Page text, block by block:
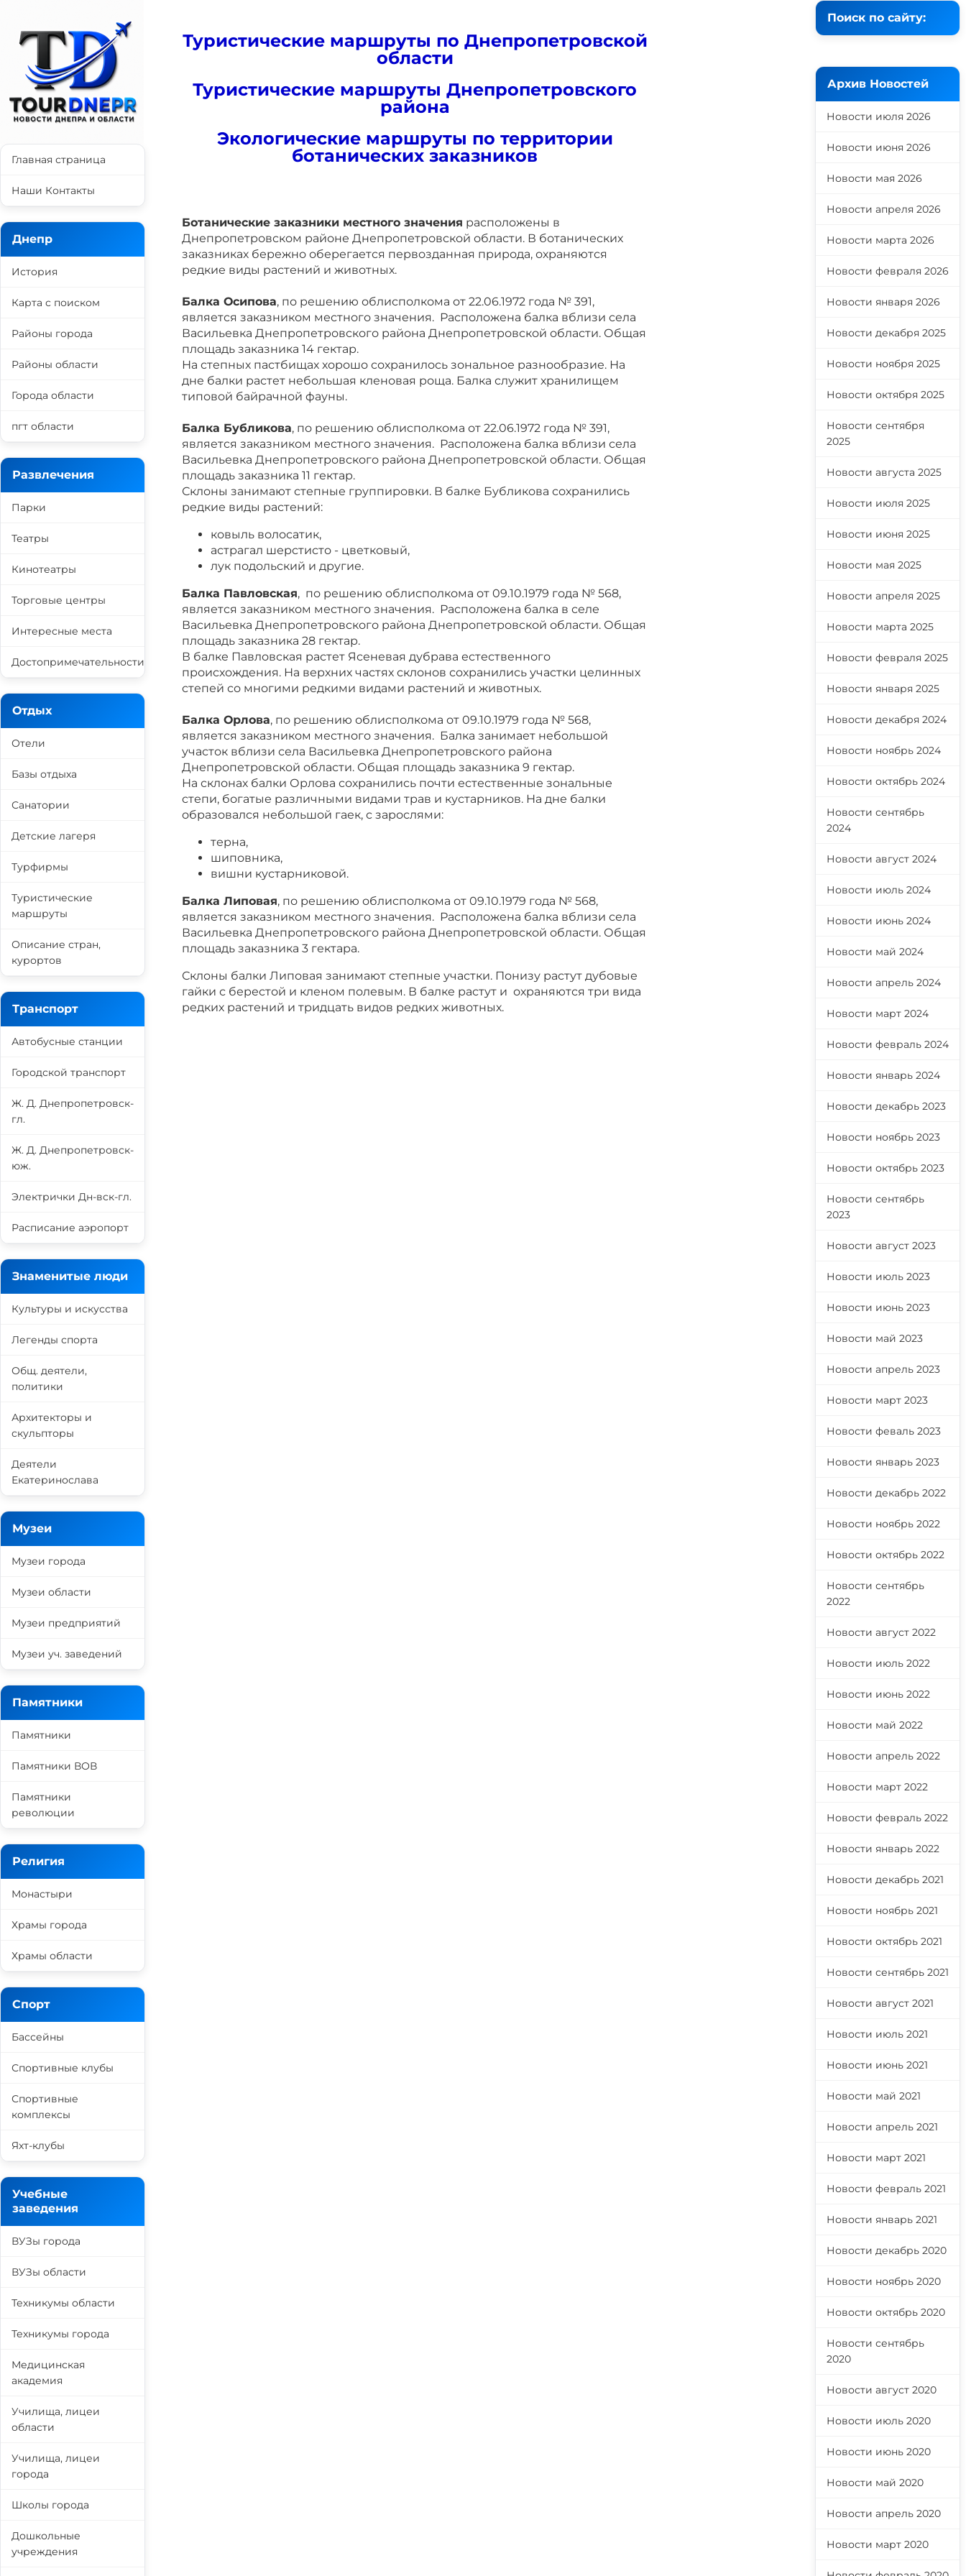
Туристические маршруты по Днепропетровской
области
Туристические маршруты Днепропетровского
района
Экологические маршруты по территории
ботанических заказников
Ботанические заказники местного значения расположены в
Днепропетровском районе Днепропетровской области. В ботанических
заказниках бережно оберегается первозданная природа, охраняются
редкие виды растений и животных.
Балка Осипова, по решению облисполкома от 22.06.1972 года № 391,
является заказником местного значения. Расположена балка вблизи села
Васильевка Днепропетровского района Днепропетровской области. Общая
площадь заказника 14 гектар.
На степных пастбищах хорошо сохранилось зональное разнообразие. На
дне балки растет небольшая кленовая роща. Балка служит хранилищем
типовой байрачной фауны.
Балка Бубликова, по решению облисполкома от 22.06.1972 года № 391,
является заказником местного значения. Расположена балка вблизи села
Васильевка Днепропетровского района Днепропетровской области. Общая
площадь заказника 11 гектар.
Склоны занимают степные группировки. В балке Бубликова сохранились
редкие виды растений:
ковыль волосатик,
астрагал шерстисто - цветковый,
лук подольский и другие.
Балка Павловская, по решению облисполкома от 09.10.1979 года № 568,
является заказником местного значения. Расположена балка в селе
Васильевка Днепропетровского района Днепропетровской области. Общая
площадь заказника 28 гектар.
В балке Павловская растет Ясеневая дубрава естественного
происхождения. На верхних частях склонов сохранились участки целинных
степей со многими редкими видами растений и животных.
Балка Орлова, по решению облисполкома от 09.10.1979 года № 568,
является заказником местного значения. Балка занимает небольшой
участок вблизи села Васильевка Днепропетровского района
Днепропетровской области. Общая площадь заказника 9 гектар.
На склонах балки Орлова сохранились почти естественные зональные
степи, богатые различными видами трав и кустарников. На дне балки
образовался небольшой гаек, с зарослями:
терна,
шиповника,
вишни кустарниковой.
Балка Липовая, по решению облисполкома от 09.10.1979 года № 568,
является заказником местного значения. Расположена балка вблизи села
Васильевка Днепропетровского района Днепропетровской области. Общая
площадь заказника 3 гектара.
Склоны балки Липовая занимают степные участки. Понизу растут дубовые
гайки с берестой и кленом полевым. В балке растут и охраняются три вида
редких растений и тридцать видов редких животных.
Главная страница
Наши Контакты
Днепр
История
Карта с поиском
Районы города
Районы области
Города области
пгт области
Развлечения
Парки
Театры
Кинотеатры
Торговые центры
Интересные места
Достопримечательности
Отдых
Отели
Базы отдыха
Санатории
Детские лагеря
Турфирмы
Туристические
маршруты
Описание стран,
курортов
Транспорт
Автобусные станции
Городской транспорт
Ж. Д. Днепропетровск-
гл.
Ж. Д. Днепропетровск-
юж.
Электрички Дн-вск-гл.
Расписание аэропорт
Знаменитые люди
Культуры и искусства
Легенды спорта
Общ. деятели,
политики
Архитекторы и
скульпторы
Деятели
Екатеринослава
Музеи
Музеи города
Музеи области
Музеи предприятий
Музеи уч. заведений
Памятники
Памятники
Памятники ВОВ
Памятники
революции
Религия
Монастыри
Храмы города
Храмы области
Спорт
Бассейны
Спортивные клубы
Спортивные
комплексы
Яхт-клубы
Учебные
заведения
ВУЗы города
ВУЗы области
Техникумы области
Техникумы города
Медицинская
академия
Училища, лицеи
области
Училища, лицеи
города
Школы города
Дошкольные
учреждения
Поиск по сайту:
Архив Новостей
Новости июля 2026
Новости июня 2026
Новости мая 2026
Новости апреля 2026
Новости марта 2026
Новости февраля 2026
Новости января 2026
Новости декабря 2025
Новости ноября 2025
Новости октября 2025
Новости сентября
2025
Новости августа 2025
Новости июля 2025
Новости июня 2025
Новости мая 2025
Новости апреля 2025
Новости марта 2025
Новости февраля 2025
Новости января 2025
Новости декабря 2024
Новости ноябрь 2024
Новости октябрь 2024
Новости сентябрь
2024
Новости август 2024
Новости июль 2024
Новости июнь 2024
Новости май 2024
Новости апрель 2024
Новости март 2024
Новости февраль 2024
Новости январь 2024
Новости декабрь 2023
Новости ноябрь 2023
Новости октябрь 2023
Новости сентябрь
2023
Новости август 2023
Новости июль 2023
Новости июнь 2023
Новости май 2023
Новости апрель 2023
Новости март 2023
Новости феваль 2023
Новости январь 2023
Новости декабрь 2022
Новости ноябрь 2022
Новости октябрь 2022
Новости сентябрь
2022
Новости август 2022
Новости июль 2022
Новости июнь 2022
Новости май 2022
Новости апрель 2022
Новости март 2022
Новости февраль 2022
Новости январь 2022
Новости декабрь 2021
Новости ноябрь 2021
Новости октябрь 2021
Новости сентябрь 2021
Новости август 2021
Новости июль 2021
Новости июнь 2021
Новости май 2021
Новости апрель 2021
Новости март 2021
Новости февраль 2021
Новости январь 2021
Новости декабрь 2020
Новости ноябрь 2020
Новости октябрь 2020
Новости сентябрь
2020
Новости август 2020
Новости июль 2020
Новости июнь 2020
Новости май 2020
Новости апрель 2020
Новости март 2020